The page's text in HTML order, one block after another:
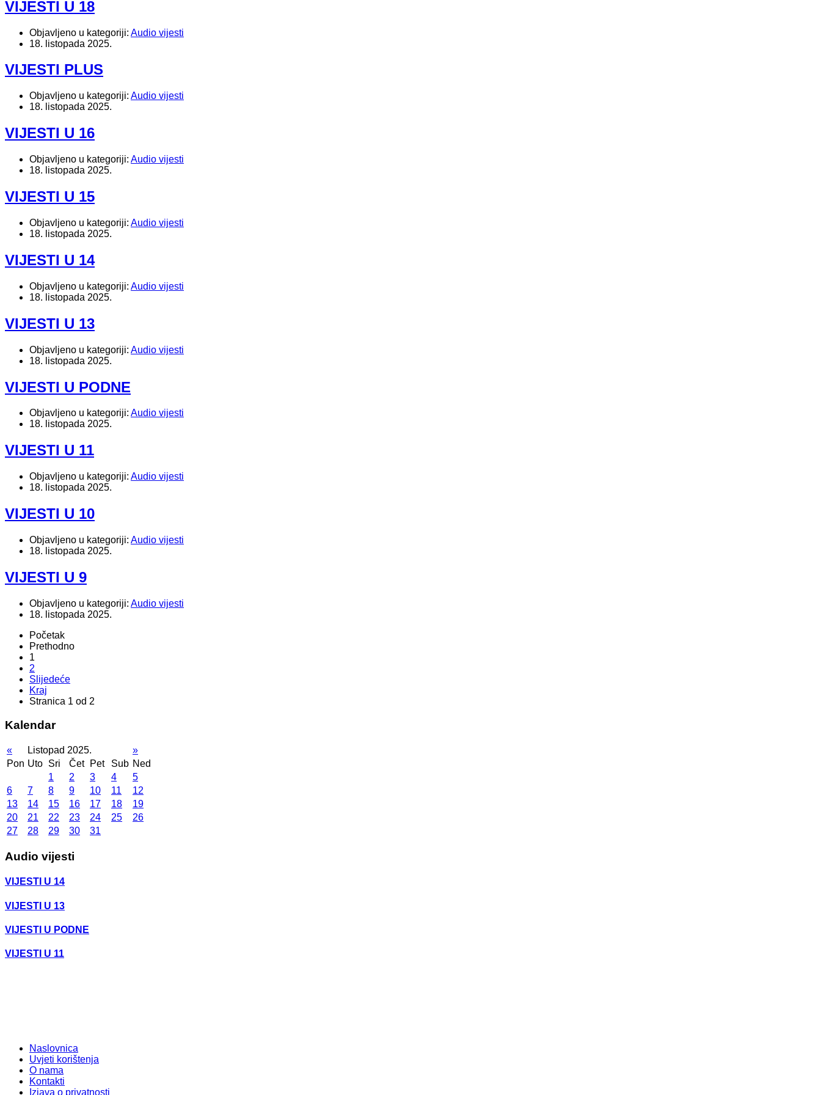
VIJESTI U 18
Objavljeno u kategoriji: Audio vijesti
18. listopada 2025.
VIJESTI PLUS
Objavljeno u kategoriji: Audio vijesti
18. listopada 2025.
VIJESTI U 16
Objavljeno u kategoriji: Audio vijesti
18. listopada 2025.
VIJESTI U 15
Objavljeno u kategoriji: Audio vijesti
18. listopada 2025.
VIJESTI U 14
Objavljeno u kategoriji: Audio vijesti
18. listopada 2025.
VIJESTI U 13
Objavljeno u kategoriji: Audio vijesti
18. listopada 2025.
VIJESTI U PODNE
Objavljeno u kategoriji: Audio vijesti
18. listopada 2025.
VIJESTI U 11
Objavljeno u kategoriji: Audio vijesti
18. listopada 2025.
VIJESTI U 10
Objavljeno u kategoriji: Audio vijesti
18. listopada 2025.
VIJESTI U 9
Objavljeno u kategoriji: Audio vijesti
18. listopada 2025.
Početak
Prethodno
1
2
Slijedeće
Kraj
Stranica 1 od 2
Kalendar
« Listopad 2025.
»
Pon Uto Sri Čet Pet Sub Ned
1
2 3 4
5
6
7 8 9 10 11
12
13
14 15 16 17 18
19
20
21 22 23 24 25
26
27
28 29 30 31
Audio vijesti
VIJESTI U 14
VIJESTI U 13
VIJESTI U PODNE
VIJESTI U 11
Naslovnica
Uvjeti korištenja
O nama
Kontakti
Izjava o privatnosti